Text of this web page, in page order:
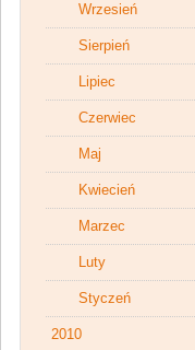
Wrzesień
Sierpień
Lipiec
Czerwiec
Maj
Kwiecień
Marzec
Luty
Styczeń
2010